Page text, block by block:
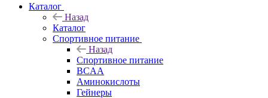
Каталог
Назад
Каталог
Спортивное питание
Назад
Спортивное питание
BCAA
Аминокислоты
Гейнеры